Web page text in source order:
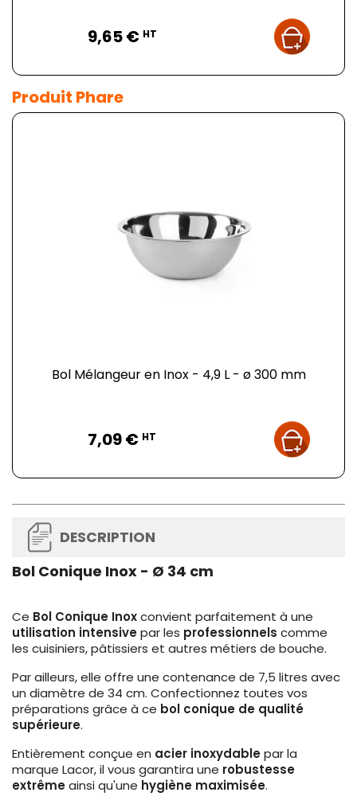
9,65 € HT
Produit Phare
Bol Mélangeur en Inox - 4,9 L - ø 300 mm
7,09 € HT
DESCRIPTION
Bol Conique Inox - Ø 34 cm
Ce Bol Conique Inoxconvient parfaitement à une
utilisation intensivepar les professionnels comme
les cuisiniers, pâtissiers et autres métiers de bouche.
Par ailleurs, elle offre une contenance de 7,5 litres avec
un diamètre de 34 cm. Confectionnez toutes vos
préparations grâce à ce bol conique de qualité
supérieure.
Entièrement conçue en acier inoxydablepar la
marque Lacor, il vous garantira une robustesse
extrêmeainsi qu'une hygiène maximisée.